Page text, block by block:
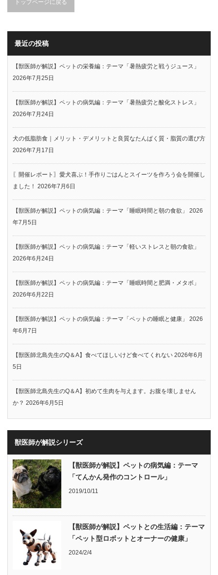
トップページに戻る
最近の投稿
【獣医師が解説】ペットの栄養編：テーマ「暑熱疲労と戦うジュース」
2026年7月25日
【獣医師が解説】ペットの病気編：テーマ「暑熱疲労と酸化ストレス」
2026年7月24日
犬の低脂肪食｜メリット・デメリットと良質なたんぱく質・脂質の選び方
2026年7月17日
〖開催レポート〗愛犬喜ぶ！手作りごはんとスイーツを作ろう会を開催し
ました！ 2026年7月6日
【獣医師が解説】ペットの病気編：テーマ「睡眠時間と朝の食欲」
2026
年7月5日
【獣医師が解説】ペットの病気編：テーマ「軽いストレスと朝の食欲」
2026年6月24日
【獣医師が解説】ペットの病気編：テーマ「睡眠時間と肥満・メタボ」
2026年6月22日
【獣医師が解説】ペットの病気編：テーマ「ペットの睡眠と健康」
2026
年6月7日
【獣医師北島先生のQ＆A】食べてほしいけど食べてくれない 2026年6月
5日
【獣医師北島先生のQ＆A】初めて生肉を与えます。お腹を壊しません
か？ 2026年6月5日
獣医師が解説シリーズ
【獣医師が解説】ペットの病気編：テーマ
「てんかん発作のコントロール」
2019/10/11
【獣医師が解説】ペットとの生活編：テーマ
「ペット型ロボットとオーナーの健康」
2024/2/4